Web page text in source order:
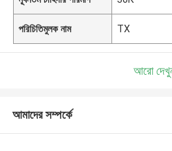
পরিচিতিমুলক নাম TX
আরো
আমাদের সম্পর্কে